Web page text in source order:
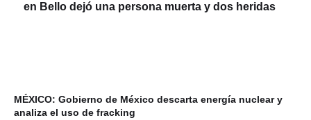
en Bello dejó una persona muerta y dos heridas
MÉXICO: Gobierno de México descarta energía nuclear y
analiza el uso de fracking